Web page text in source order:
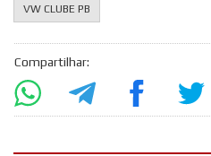
VW CLUBE PB
Compartilhar: